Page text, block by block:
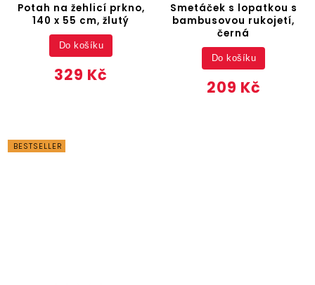
Potah na žehlicí prkno,
140 x 55 cm, žlutý
329 Kč
Do košíku
Smetáček s lopatkou s
bambusovou rukojetí,
černá
209 Kč
Do košíku
BESTSELLER